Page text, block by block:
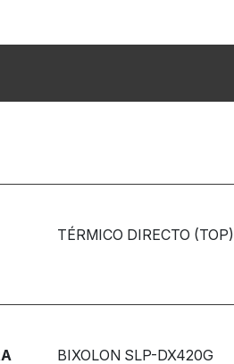
TÉRMICO DIRECTO (TOP)
BIXOLON SLP-DX420G